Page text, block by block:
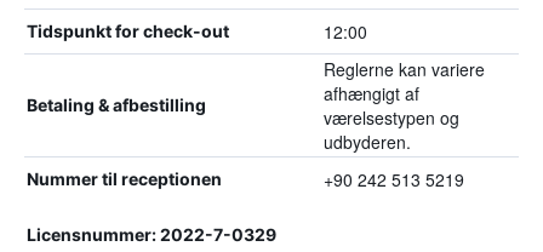
Tidspunkt for check-out 12:00
Betaling & afbestilling
Reglerne kan variere
afhængigt af
værelsestypen og
udbyderen.
Nummer til receptionen +90 242 513 5219
Licensnummer: 2022-7-0329